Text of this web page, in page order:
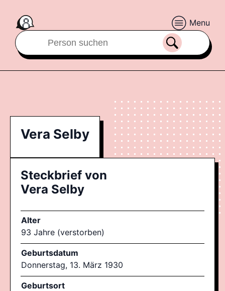
Menu
Vera Selby
Steckbrief von
Vera Selby
Alter
93 Jahre (verstorben)
Geburtsdatum
Donnerstag, 13. März 1930
Geburtsort